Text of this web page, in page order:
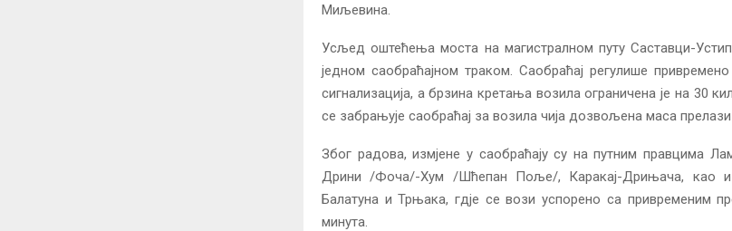
Миљевина.
Усљед оштећења моста на магистралном путу Саставци-
једном саобраћајном траком. Саобраћај регулише
сигнализација, а брзина кретања возила ограничена је на 30
се забрањује саобраћај за возила чија дозвољена маса
Због радова, измјене у саобраћају су на путним правцима
Дрини /Фоча/-Хум /Шћепан Поље/, Каракај-Дрињача, као и
Балатуна и Трњака, гдје се вози успорено са привременим
минута.